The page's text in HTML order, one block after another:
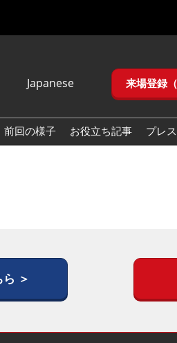
Japanese
English
(Naver
来場登録（
前回の様子 お役立ち記事 プレス
＞